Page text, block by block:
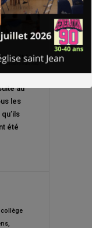
au
les
été
collège
,